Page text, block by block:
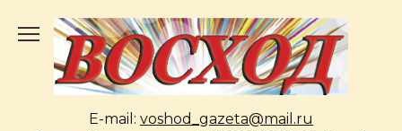
содержанию
E-mail: voshod_gazeta@mail.ru